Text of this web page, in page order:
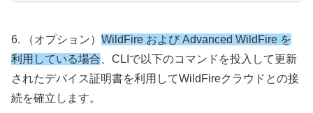
6. （オプション） WildFire および Advanced WildFire を
利用している場合 、CLIで以下のコマンドを投入して更新
されたデバイス証明書を利用してWildFireクラウドとの接
続を確立します。